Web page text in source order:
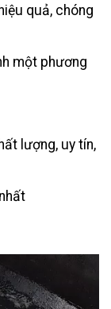
quả, chóng
một phương
lượng, uy tín,